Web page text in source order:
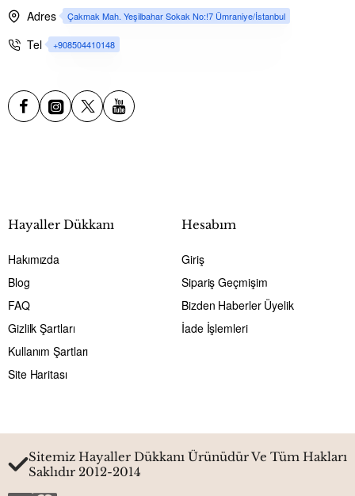
Adres Çakmak Mah. Yeşilbahar Sokak No:!7 Ümraniye/İstanbul
Tel +908504410148
Hayaller Dükkanı
Hakımızda
Blog
FAQ
Gizlilk Şartları
Kullanım Şartları
Site Haritası
Hesabım
Giriş
Sipariş Geçmişim
Bizden Haberler Üyelik
İade İşlemleri
Sitemiz Hayaller Dükkanı Ürünüdür Ve Tüm Hakları
Saklıdır 2012-2014